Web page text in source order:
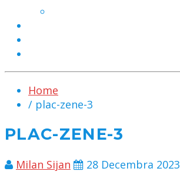
Home
/ plac-zene-3
PLAC-ZENE-3
Milan Sijan 28 Decembra 2023